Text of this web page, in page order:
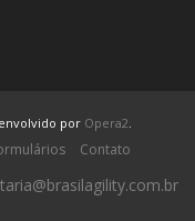
por Opera2
Contato